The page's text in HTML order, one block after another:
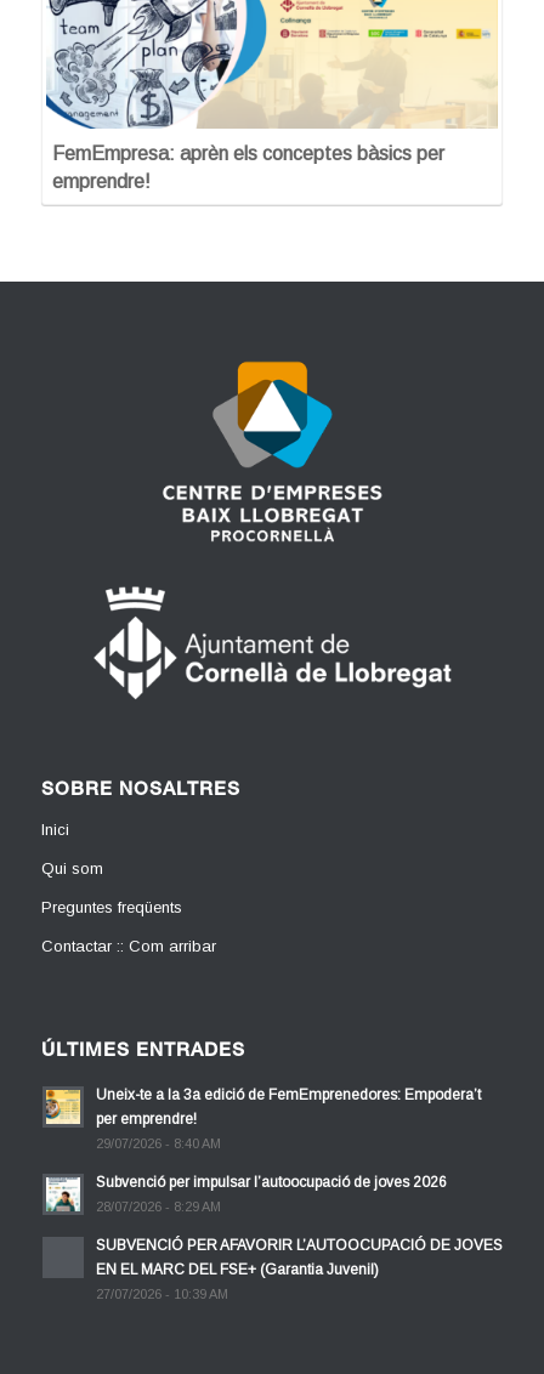
FemEmpresa: aprèn els conceptes bàsics per
emprendre!
SOBRE NOSALTRES
Inici
Qui som
Preguntes freqüents
Contactar :: Com arribar
ÚLTIMES ENTRADES
Uneix-te a la 3a edició de FemEmprenedores: Empodera’t
per emprendre!
29/07/2026 - 8:40 AM
Subvenció per impulsar l’autoocupació de joves 2026
28/07/2026 - 8:29 AM
SUBVENCIÓ PER AFAVORIR L’AUTOOCUPACIÓ DE JOVES
EN EL MARC DEL FSE+ (Garantia Juvenil)
27/07/2026 - 10:39 AM